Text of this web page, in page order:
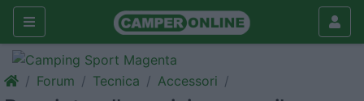
Forum Tecnica Accessori